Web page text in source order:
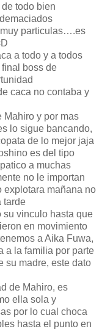
todo bien
particulas….es
a todo y a todos
boss de
caca no contaba y
Mahiro y por mas
lo sigue bancando,
de lo mejor jaja
es del tipo
a muchas
no le importan
explotara mañana no
tarde
su vinculo hasta que
en movimiento
a Aika Fuwa,
a la familia por parte
su madre, este dato
de Mahiro, es
ella sola y
por lo cual choca
hasta el punto en